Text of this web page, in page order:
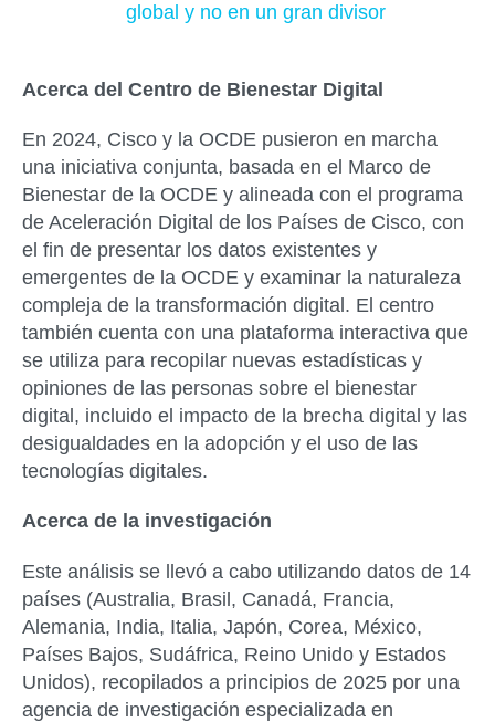
global y no en un gran divisor
Acerca del Centro de Bienestar Digital
En 2024, Cisco y la OCDE pusieron en marcha
una iniciativa conjunta, basada en el Marco de
Bienestar de la OCDE y alineada con el programa
de Aceleración Digital de los Países de Cisco, con
el fin de presentar los datos existentes y
emergentes de la OCDE y examinar la naturaleza
compleja de la transformación digital. El centro
también cuenta con una plataforma interactiva que
se utiliza para recopilar nuevas estadísticas y
opiniones de las personas sobre el bienestar
digital, incluido el impacto de la brecha digital y las
desigualdades en la adopción y el uso de las
tecnologías digitales.
Acerca de la investigación
Este análisis se llevó a cabo utilizando datos de 14
países (Australia, Brasil, Canadá, Francia,
Alemania, India, Italia, Japón, Corea, México,
Países Bajos, Sudáfrica, Reino Unido y Estados
Unidos), recopilados a principios de 2025 por una
agencia de investigación especializada en